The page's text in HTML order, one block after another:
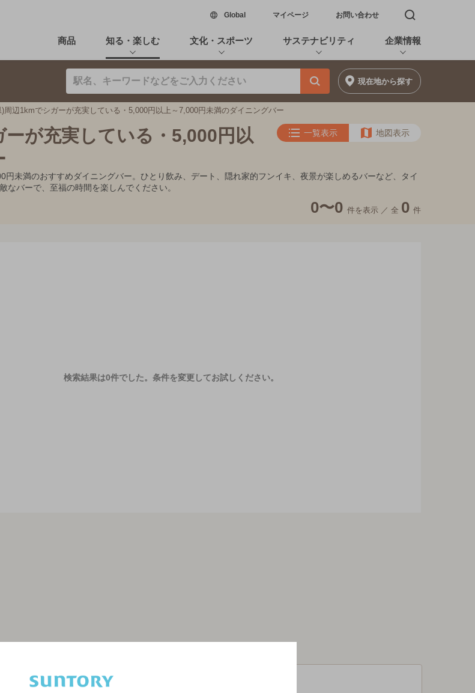
Global新しいウィンドウで開く
マイページ お問い合わせ 検索窓を開く
商品 知る・楽しむ 文化・スポーツ サステナビリティ 企業情報
現在地から探す
周辺1kmでシガーが充実している・5,000円以上～7,000円未満のダイニングバー
が充実している・5,000円以
一覧表示 地図表示
未満のおすすめダイニングバー。ひとり飲み、デート、隠れ家的フンイキ、夜景が楽しめるバーなど、タイ
バーで、至福の時間を楽しんでください。
0〜0 件を表示 ／ 全 0 件
検索結果は0件でした。 条件を変更してお試しください。
関連ページ